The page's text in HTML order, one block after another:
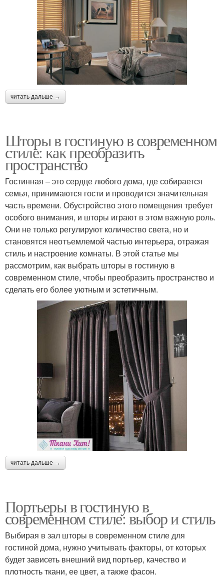
читать дальше →
Шторы в гостиную в современном
стиле: как преобразить
пространство
Гостинная – это сердце любого дома, где собирается
семья, принимаются гости и проводится значительная
часть времени. Обустройство этого помещения требует
особого внимания, и шторы играют в этом важную роль.
Они не только регулируют количество света, но и
становятся неотъемлемой частью интерьера, отражая
стиль и настроение комнаты. В этой статье мы
рассмотрим, как выбрать шторы в гостиную в
современном стиле, чтобы преобразить пространство и
сделать его более уютным и эстетичным.
читать дальше →
Портьеры в гостиную в
современном стиле: выбор и стиль
Выбирая в зал шторы в современном стиле для
гостиной дома, нужно учитывать факторы, от которых
будет зависеть внешний вид портьер, качество и
плотность ткани, ее цвет, а также фасон.